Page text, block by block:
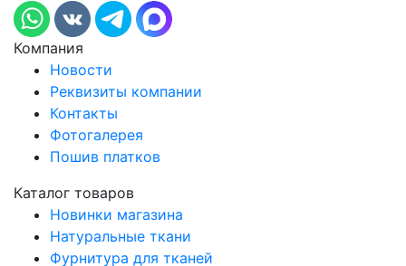
Компания
Новости
Реквизиты компании
Контакты
Фотогалерея
Пошив платков
Каталог товаров
Новинки магазина
Натуральные ткани
Фурнитура для тканей